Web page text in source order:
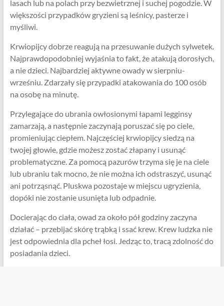
lasach lub na polach przy bezwietrznej i suchej pogodzie. W
większości przypadków gryzieni są leśnicy, pasterze i
myśliwi.
Krwiopijcy dobrze reagują na przesuwanie dużych sylwetek.
Najprawdopodobniej wyjaśnia to fakt, że atakują dorosłych,
a nie dzieci. Najbardziej aktywne owady w sierpniu-
wrześniu. Zdarzały się przypadki atakowania do 100 osób
na osobę na minutę.
Przylegające do ubrania owłosionymi łapami legginsy
zamarzają, a następnie zaczynają poruszać się po ciele,
promieniując ciepłem. Najczęściej krwiopijcy siedzą na
twojej głowie, gdzie możesz zostać złapany i usunąć
problematyczne. Za pomocą pazurów trzyma się je na ciele
lub ubraniu tak mocno, że nie można ich odstraszyć, usunąć
ani potrząsnąć. Pluskwa pozostaje w miejscu ugryzienia,
dopóki nie zostanie usunięta lub odpadnie.
Docierając do ciała, owad za około pół godziny zaczyna
działać – przebijać skórę trąbką i ssać krew. Krew ludzka nie
jest odpowiednia dla pcheł łosi. Jedząc to, tracą zdolność do
posiadania dzieci.